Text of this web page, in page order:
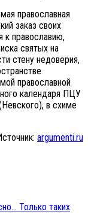
православная
заказ своих
к православию,
святых на
стену недоверия,
православной
календаря ПЦУ
в схиме
argumenti.ru